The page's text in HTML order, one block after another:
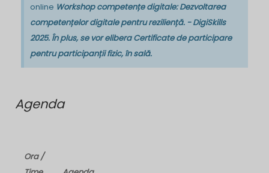
online Workshop competențe digitale: Dezvoltarea
competențelor digitale pentru reziliență. - DigiSkills
2025. În plus, se vor elibera Certificate de participare
pentru participanții fizic, în sală.
Agenda
Ora /